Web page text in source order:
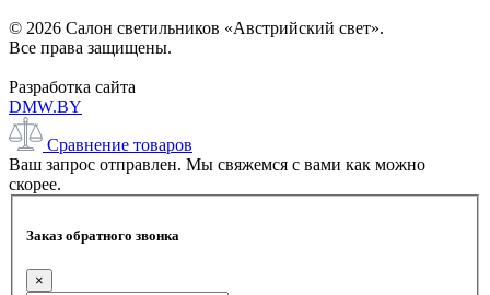
© 2026 Салон светильников «Австрийский свет».
Все права защищены.
Разработка сайта
DMW.BY
Сравнение товаров
Ваш запрос отправлен. Мы свяжемся с вами как можно
скорее.
Заказ обратного звонка
×